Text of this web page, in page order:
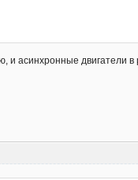
двигатели в